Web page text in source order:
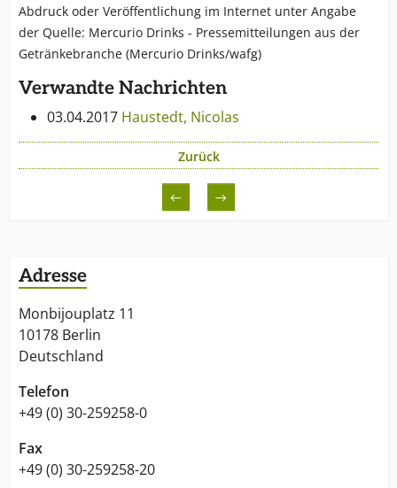
Abdruck oder Veröffentlichung im Internet unter Angabe
der Quelle: Mercurio Drinks - Pressemitteilungen aus der
Getränkebranche (Mercurio Drinks/wafg)
Verwandte Nachrichten
03.04.2017 Haustedt, Nicolas
Zurück
← →
Adresse
Monbijouplatz 11
10178 Berlin
Deutschland
Telefon
+49 (0) 30-259258-0
Fax
+49 (0) 30-259258-20